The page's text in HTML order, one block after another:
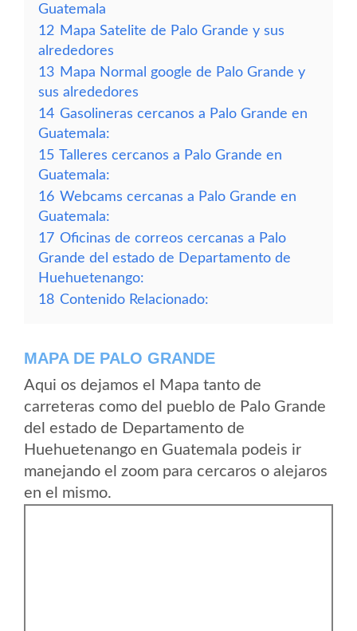
Guatemala
12 Mapa Satelite de Palo Grande y sus
alrededores
13 Mapa Normal google de Palo Grande y
sus alrededores
14 Gasolineras cercanos a Palo Grande en
Guatemala:
15 Talleres cercanos a Palo Grande en
Guatemala:
16 Webcams cercanas a Palo Grande en
Guatemala:
17 Oficinas de correos cercanas a Palo
Grande del estado de Departamento de
Huehuetenango:
18 Contenido Relacionado:
MAPA DE PALO GRANDE
Aqui os dejamos el Mapa tanto de
carreteras como del pueblo de Palo Grande
del estado de Departamento de
Huehuetenango en Guatemala podeis ir
manejando el zoom para cercaros o alejaros
en el mismo.